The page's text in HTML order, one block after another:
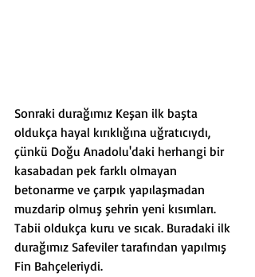
Sonraki durağımız Keşan ilk başta
oldukça hayal kırıklığına uğratıcıydı,
çünkü Doğu Anadolu'daki herhangi bir
kasabadan pek farklı olmayan
betonarme ve çarpık yapılaşmadan
muzdarip olmuş şehrin yeni kısımları.
Tabii oldukça kuru ve sıcak. Buradaki ilk
durağımız Safeviler tarafından yapılmış
Fin Bahçeleriydi.